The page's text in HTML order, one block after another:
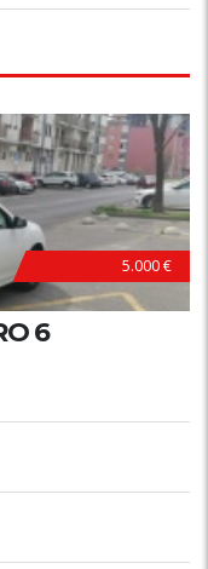
5.000 €
6